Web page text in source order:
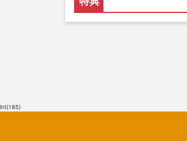
int(185)